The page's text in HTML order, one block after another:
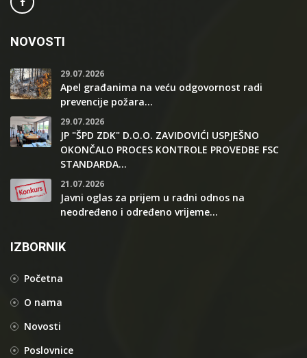
NOVOSTI
29.07.2026
Apel građanima na veću odgovornost radi
prevencije požara...
29.07.2026
JP "ŠPD ZDK" D.O.O. ZAVIDOVIĆI USPJEŠNO
OKONČALO PROCES KONTROLE PROVEDBE FSC
STANDARDA...
21.07.2026
Javni oglas za prijem u radni odnos na
neodređeno i određeno vrijeme...
IZBORNIK
Početna
O nama
Novosti
Poslovnice